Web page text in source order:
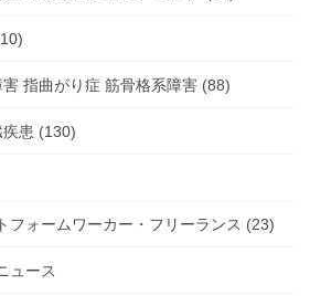
指曲がり症 筋骨格系障害 (88)
患 (130)
フォームワーカー・フリーランス (23)
ュース